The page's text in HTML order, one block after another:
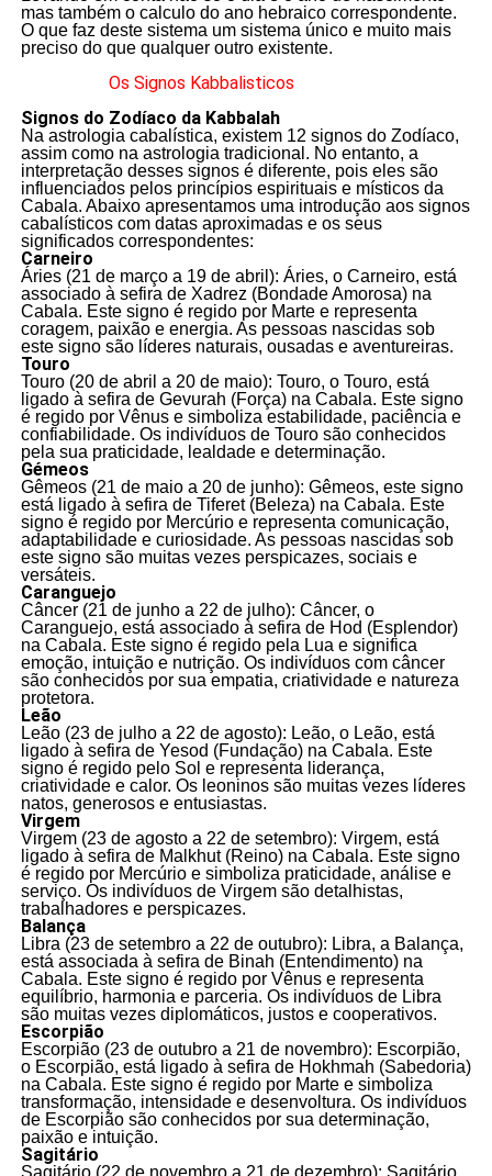
mas também o calculo do ano hebraico correspondente.
O que faz deste sistema um sistema único e muito mais
preciso do que qualquer outro existente.
Os Signos Kabbalisticos
Signos do Zodíaco da Kabbalah
Na astrologia cabalística, existem 12 signos do Zodíaco,
assim como na astrologia tradicional. No entanto, a
interpretação desses signos é diferente, pois eles são
influenciados pelos princípios espirituais e místicos da
Cabala. Abaixo apresentamos uma introdução aos signos
cabalísticos com datas aproximadas e os seus
significados correspondentes:
Carneiro
Áries (21 de março a 19 de abril): Áries, o Carneiro, está
associado à sefira de Xadrez (Bondade Amorosa) na
Cabala. Este signo é regido por Marte e representa
coragem, paixão e energia. As pessoas nascidas sob
este signo são líderes naturais, ousadas e aventureiras.
Touro
Touro (20 de abril a 20 de maio): Touro, o Touro, está
ligado à sefira de Gevurah (Força) na Cabala. Este signo
é regido por Vênus e simboliza estabilidade, paciência e
confiabilidade. Os indivíduos de Touro são conhecidos
pela sua praticidade, lealdade e determinação.
Gémeos
Gêmeos (21 de maio a 20 de junho): Gêmeos, este signo
está ligado à sefira de Tiferet (Beleza) na Cabala. Este
signo é regido por Mercúrio e representa comunicação,
adaptabilidade e curiosidade. As pessoas nascidas sob
este signo são muitas vezes perspicazes, sociais e
versáteis.
Caranguejo
Câncer (21 de junho a 22 de julho): Câncer, o
Caranguejo, está associado à sefira de Hod (Esplendor)
na Cabala. Este signo é regido pela Lua e significa
emoção, intuição e nutrição. Os indivíduos com câncer
são conhecidos por sua empatia, criatividade e natureza
protetora.
Leão
Leão (23 de julho a 22 de agosto): Leão, o Leão, está
ligado à sefira de Yesod (Fundação) na Cabala. Este
signo é regido pelo Sol e representa liderança,
criatividade e calor. Os leoninos são muitas vezes líderes
natos, generosos e entusiastas.
Virgem
Virgem (23 de agosto a 22 de setembro): Virgem, está
ligado à sefira de Malkhut (Reino) na Cabala. Este signo
é regido por Mercúrio e simboliza praticidade, análise e
serviço. Os indivíduos de Virgem são detalhistas,
trabalhadores e perspicazes.
Balança
Libra (23 de setembro a 22 de outubro): Libra, a Balança,
está associada à sefira de Binah (Entendimento) na
Cabala. Este signo é regido por Vênus e representa
equilíbrio, harmonia e parceria. Os indivíduos de Libra
são muitas vezes diplomáticos, justos e cooperativos.
Escorpião
Escorpião (23 de outubro a 21 de novembro): Escorpião,
o Escorpião, está ligado à sefira de Hokhmah (Sabedoria)
na Cabala. Este signo é regido por Marte e simboliza
transformação, intensidade e desenvoltura. Os indivíduos
de Escorpião são conhecidos por sua determinação,
paixão e intuição.
Sagitário
Sagitário (22 de novembro a 21 de dezembro): Sagitário,